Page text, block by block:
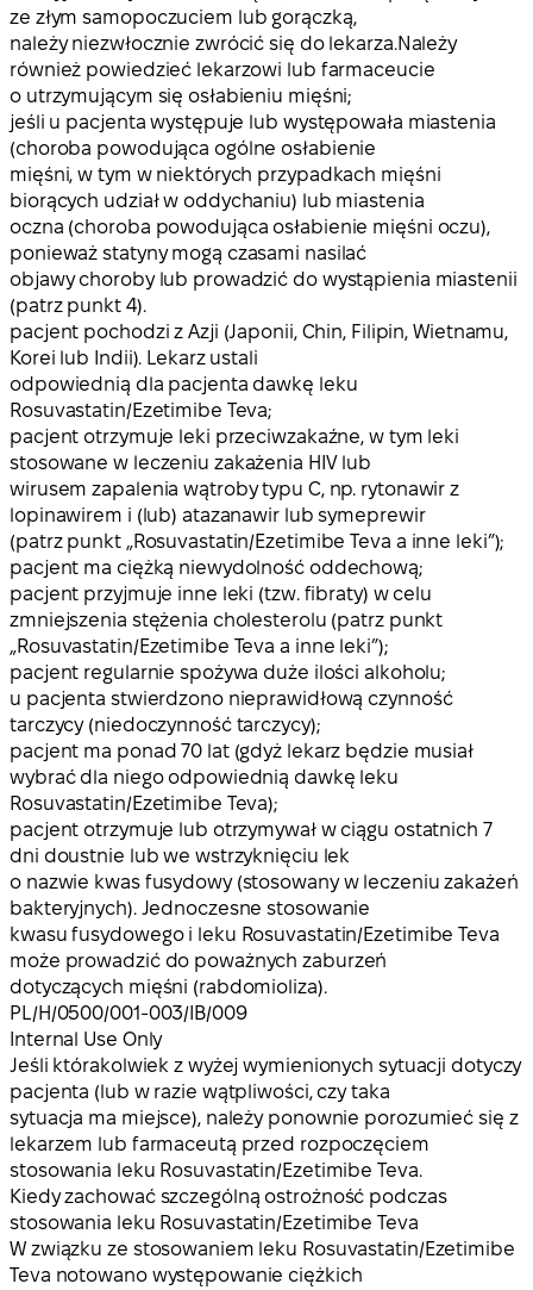
ze złym samopoczuciem lub gorączką,
należy niezwłocznie zwrócić się do lekarza.Należy
również powiedzieć lekarzowi lub farmaceucie
o utrzymującym się osłabieniu mięśni;
jeśli u pacjenta występuje lub występowała miastenia
(choroba powodująca ogólne osłabienie
mięśni, w tym w niektórych przypadkach mięśni
biorących udział w oddychaniu) lub miastenia
oczna (choroba powodująca osłabienie mięśni oczu),
ponieważ statyny mogą czasami nasilać
objawy choroby lub prowadzić do wystąpienia miastenii
(patrz punkt 4).
pacjent pochodzi z Azji (Japonii, Chin, Filipin, Wietnamu,
Korei lub Indii). Lekarz ustali
odpowiednią dla pacjenta dawkę leku
Rosuvastatin/Ezetimibe Teva;
pacjent otrzymuje leki przeciwzakaźne, w tym leki
stosowane w leczeniu zakażenia HIV lub
wirusem zapalenia wątroby typu C, np. rytonawir z
lopinawirem i (lub) atazanawir lub symeprewir
(patrz punkt „Rosuvastatin/Ezetimibe Teva a inne leki”);
pacjent ma ciężką niewydolność oddechową;
pacjent przyjmuje inne leki (tzw. fibraty) w celu
zmniejszenia stężenia cholesterolu (patrz punkt
„Rosuvastatin/Ezetimibe Teva a inne leki”);
pacjent regularnie spożywa duże ilości alkoholu;
u pacjenta stwierdzono nieprawidłową czynność
tarczycy (niedoczynność tarczycy);
pacjent ma ponad 70 lat (gdyż lekarz będzie musiał
wybrać dla niego odpowiednią dawkę leku
Rosuvastatin/Ezetimibe Teva);
pacjent otrzymuje lub otrzymywał w ciągu ostatnich 7
dni doustnie lub we wstrzyknięciu lek
o nazwie kwas fusydowy (stosowany w leczeniu zakażeń
bakteryjnych). Jednoczesne stosowanie
kwasu fusydowego i leku Rosuvastatin/Ezetimibe Teva
może prowadzić do poważnych zaburzeń
dotyczących mięśni (rabdomioliza).
PL/H/0500/001-003/IB/009
Internal Use Only
Jeśli którakolwiek z wyżej wymienionych sytuacji dotyczy
pacjenta (lub w razie wątpliwości, czy taka
sytuacja ma miejsce), należy ponownie porozumieć się z
lekarzem lub farmaceutą przed rozpoczęciem
stosowania leku Rosuvastatin/Ezetimibe Teva.
Kiedy zachować szczególną ostrożność podczas
stosowania leku Rosuvastatin/Ezetimibe Teva
W związku ze stosowaniem leku Rosuvastatin/Ezetimibe
Teva notowano występowanie ciężkich